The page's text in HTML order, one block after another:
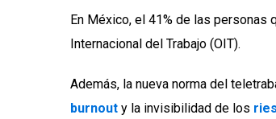
En México, el 41% de las personas
Internacional del Trabajo (OIT).
Además, la nueva norma del
burnout y la invisibilidad de los